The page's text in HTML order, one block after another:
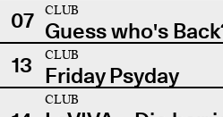
07
CLUB
Guess who's
13
CLUB
Friday Psyday
CLUB